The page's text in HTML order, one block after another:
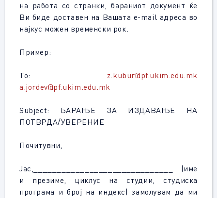
на работа со странки, бараниот документ ќе
Ви биде доставен на Вашата e-mail адреса во
најкус можен временски рок.
Пример:
То: z.kubur@pf.ukim.edu.mk
a.jordev@pf.ukim.edu.mk
Subject: БАРАЊЕ ЗА ИЗДАВАЊЕ НА
ПОТВРДА/УВЕРЕНИЕ
Почитувни,
Јас,______________________________ (име
и презиме, циклус на студии, студиска
програма и број на индекс) замолувам да ми